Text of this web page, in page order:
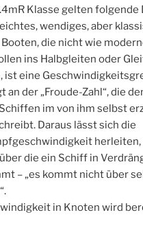
Klasse gelten folgende
wendiges, aber
die nicht wie
ins Halbgleiten oder
ist eine
an der „Froude-Zahl“, die
im von ihm selbst
Daraus lässt sich die
herleiten,
die ein Schiff in
– „es kommt nicht über
in Knoten wird